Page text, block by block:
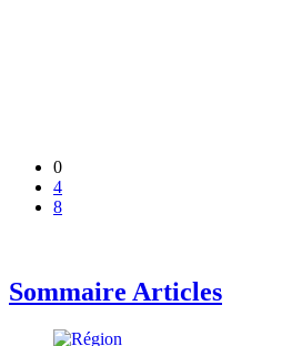
0
4
8
Sommaire Articles